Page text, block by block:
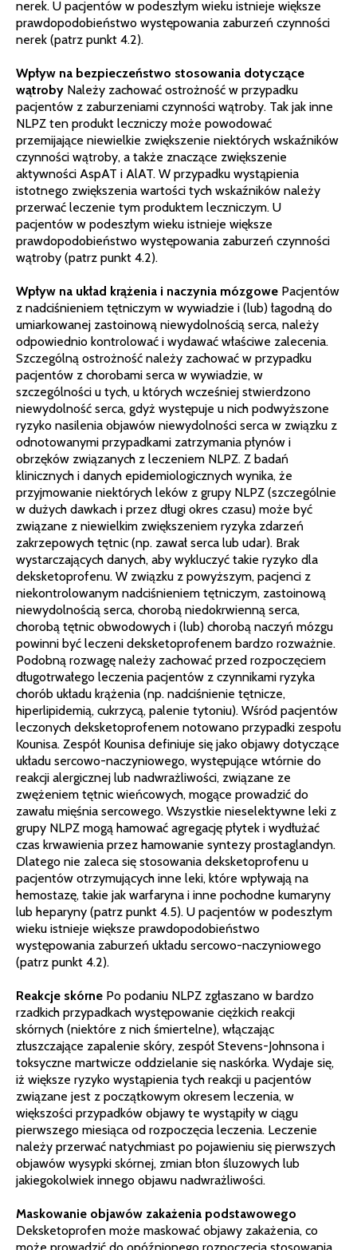
nerek. U pacjentów w podeszłym wieku istnieje większe
prawdopodobieństwo występowania zaburzeń czynności
nerek (patrz punkt 4.2).
Wpływ na bezpieczeństwo stosowania dotyczące
wątroby Należy zachować ostrożność w przypadku
pacjentów z zaburzeniami czynności wątroby. Tak jak inne
NLPZ ten produkt leczniczy może powodować
przemijające niewielkie zwiększenie niektórych wskaźników
czynności wątroby, a także znaczące zwiększenie
aktywności AspAT i AlAT. W przypadku wystąpienia
istotnego zwiększenia wartości tych wskaźników należy
przerwać leczenie tym produktem leczniczym. U
pacjentów w podeszłym wieku istnieje większe
prawdopodobieństwo występowania zaburzeń czynności
wątroby (patrz punkt 4.2).
Wpływ na układ krążenia i naczynia mózgowe Pacjentów
z nadciśnieniem tętniczym w wywiadzie i (lub) łagodną do
umiarkowanej zastoinową niewydolnością serca, należy
odpowiednio kontrolować i wydawać właściwe zalecenia.
Szczególną ostrożność należy zachować w przypadku
pacjentów z chorobami serca w wywiadzie, w
szczególności u tych, u których wcześniej stwierdzono
niewydolność serca, gdyż występuje u nich podwyższone
ryzyko nasilenia objawów niewydolności serca w związku z
odnotowanymi przypadkami zatrzymania płynów i
obrzęków związanych z leczeniem NLPZ. Z badań
klinicznych i danych epidemiologicznych wynika, że
przyjmowanie niektórych leków z grupy NLPZ (szczególnie
w dużych dawkach i przez długi okres czasu) może być
związane z niewielkim zwiększeniem ryzyka zdarzeń
zakrzepowych tętnic (np. zawał serca lub udar). Brak
wystarczających danych, aby wykluczyć takie ryzyko dla
deksketoprofenu. W związku z powyższym, pacjenci z
niekontrolowanym nadciśnieniem tętniczym, zastoinową
niewydolnością serca, chorobą niedokrwienną serca,
chorobą tętnic obwodowych i (lub) chorobą naczyń mózgu
powinni być leczeni deksketoprofenem bardzo rozważnie.
Podobną rozwagę należy zachować przed rozpoczęciem
długotrwałego leczenia pacjentów z czynnikami ryzyka
chorób układu krążenia (np. nadciśnienie tętnicze,
hiperlipidemią, cukrzycą, palenie tytoniu). Wśród pacjentów
leczonych deksketoprofenem notowano przypadki zespołu
Kounisa. Zespół Kounisa definiuje się jako objawy dotyczące
układu sercowo-naczyniowego, występujące wtórnie do
reakcji alergicznej lub nadwrażliwości, związane ze
zwężeniem tętnic wieńcowych, mogące prowadzić do
zawału mięśnia sercowego. Wszystkie nieselektywne leki z
grupy NLPZ mogą hamować agregację płytek i wydłużać
czas krwawienia przez hamowanie syntezy prostaglandyn.
Dlatego nie zaleca się stosowania deksketoprofenu u
pacjentów otrzymujących inne leki, które wpływają na
hemostazę, takie jak warfaryna i inne pochodne kumaryny
lub heparyny (patrz punkt 4.5). U pacjentów w podeszłym
wieku istnieje większe prawdopodobieństwo
występowania zaburzeń układu sercowo-naczyniowego
(patrz punkt 4.2).
Reakcje skórne Po podaniu NLPZ zgłaszano w bardzo
rzadkich przypadkach występowanie ciężkich reakcji
skórnych (niektóre z nich śmiertelne), włączając
złuszczające zapalenie skóry, zespół Stevens-Johnsona i
toksyczne martwicze oddzielanie się naskórka. Wydaje się,
iż większe ryzyko wystąpienia tych reakcji u pacjentów
związane jest z początkowym okresem leczenia, w
większości przypadków objawy te wystąpiły w ciągu
pierwszego miesiąca od rozpoczęcia leczenia. Leczenie
należy przerwać natychmiast po pojawieniu się pierwszych
objawów wysypki skórnej, zmian błon śluzowych lub
jakiegokolwiek innego objawu nadwrażliwości.
Maskowanie objawów zakażenia podstawowego
Deksketoprofen może maskować objawy zakażenia, co
może prowadzić do opóźnionego rozpoczęcia stosowania